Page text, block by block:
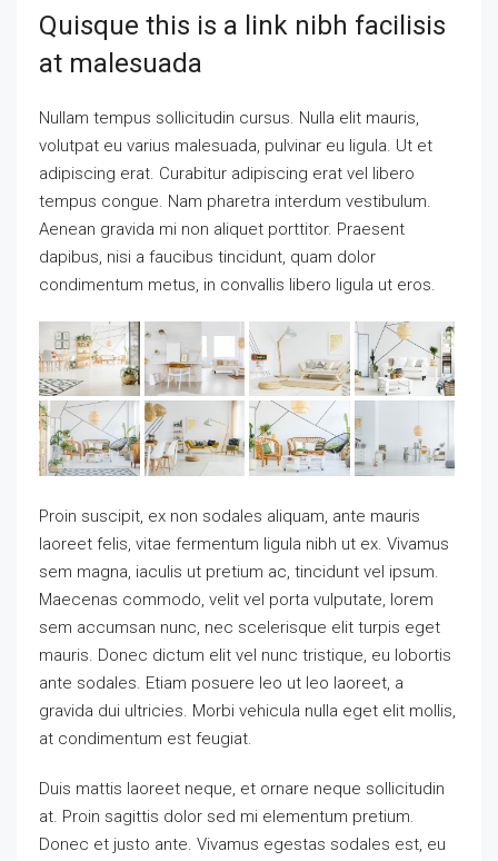
Quisque this is a link nibh facilisis
at malesuada
Nullam tempus sollicitudin cursus. Nulla elit mauris,
volutpat eu varius malesuada, pulvinar eu ligula. Ut et
adipiscing erat. Curabitur adipiscing erat vel libero
tempus congue. Nam pharetra interdum vestibulum.
Aenean gravida mi non aliquet porttitor. Praesent
dapibus, nisi a faucibus tincidunt, quam dolor
condimentum metus, in convallis libero ligula ut eros.
Proin suscipit, ex non sodales aliquam, ante mauris
laoreet felis, vitae fermentum ligula nibh ut ex. Vivamus
sem magna, iaculis ut pretium ac, tincidunt vel ipsum.
Maecenas commodo, velit vel porta vulputate, lorem
sem accumsan nunc, nec scelerisque elit turpis eget
mauris. Donec dictum elit vel nunc tristique, eu lobortis
ante sodales. Etiam posuere leo ut leo laoreet, a
gravida dui ultricies. Morbi vehicula nulla eget elit mollis,
at condimentum est feugiat.
Duis mattis laoreet neque, et ornare neque sollicitudin
at. Proin sagittis dolor sed mi elementum pretium.
Donec et justo ante. Vivamus egestas sodales est, eu